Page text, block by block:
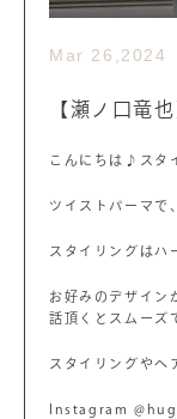
Mar 26,2024
【瀬ノ口竜
こんにちは♪スタ
ツイストパーマで
スタイリングは
お好みのデザイン
話頂くとスムーズ
スタイリングやヘ
Instagram